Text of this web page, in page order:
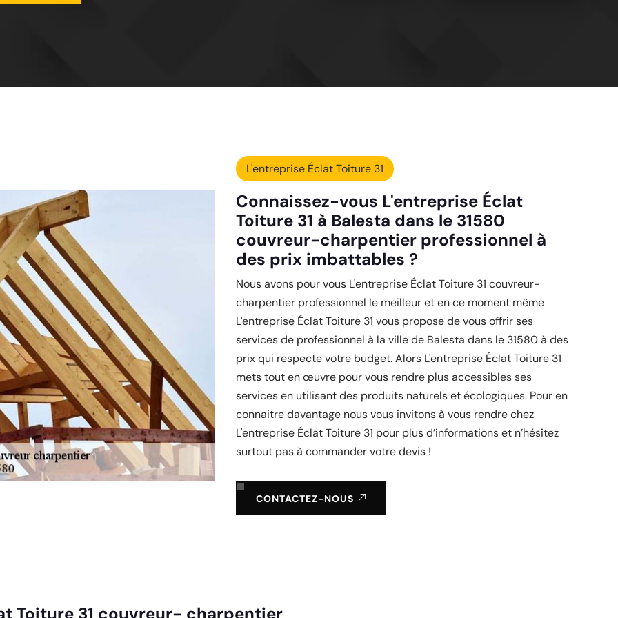
L'entreprise Éclat Toiture 31
Connaissez-vous L'entreprise Éclat
Toiture 31 à Balesta dans le 31580
couvreur-charpentier professionnel à
des prix imbattables ?
Nous avons pour vous L'entreprise Éclat Toiture 31 couvreur-
charpentier professionnel le meilleur et en ce moment même
L'entreprise Éclat Toiture 31 vous propose de vous offrir ses
services de professionnel à la ville de Balesta dans le 31580 à des
prix qui respecte votre budget. Alors L'entreprise Éclat Toiture 31
mets tout en œuvre pour vous rendre plus accessibles ses
services en utilisant des produits naturels et écologiques. Pour en
connaitre davantage nous vous invitons à vous rendre chez
L'entreprise Éclat Toiture 31 pour plus d’informations et n’hésitez
surtout pas à commander votre devis !
CONTACTEZ-NOUS
Toiture 31 couvreur- charpentier